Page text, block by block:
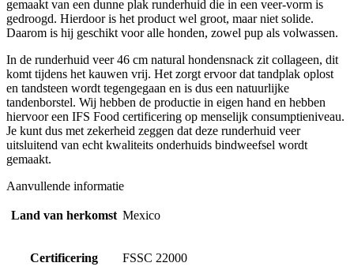
gemaakt van een dunne plak runderhuid die in een veer-vorm is
gedroogd. Hierdoor is het product wel groot, maar niet solide.
Daarom is hij geschikt voor alle honden, zowel pup als volwassen.
In de runderhuid veer 46 cm natural hondensnack zit collageen, dit
komt tijdens het kauwen vrij. Het zorgt ervoor dat tandplak oplost
en tandsteen wordt tegengegaan en is dus een natuurlijke
tandenborstel. Wij hebben de productie in eigen hand en hebben
hiervoor een IFS Food certificering op menselijk consumptieniveau.
Je kunt dus met zekerheid zeggen dat deze runderhuid veer
uitsluitend van echt kwaliteits onderhuids bindweefsel wordt
gemaakt.
Aanvullende informatie
Land van herkomst Mexico
Certificering FSSC 22000